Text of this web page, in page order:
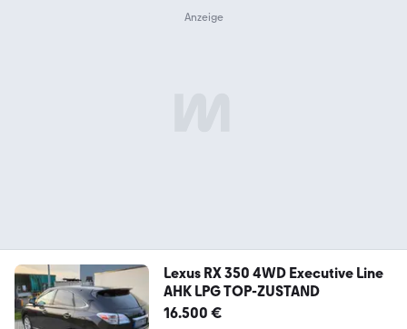
Lexus RX 350 4WD Executive Line
AHK LPG TOP-ZUSTAND
16.500 €